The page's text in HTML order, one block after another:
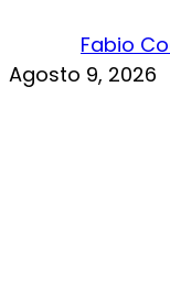
Fabio
Agosto 9, 2026